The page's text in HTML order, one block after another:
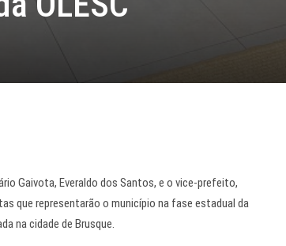
Gaivota, Everaldo dos Santos, e o vice-prefeito,
que representarão o município na fase estadual da
na cidade de Brusque.